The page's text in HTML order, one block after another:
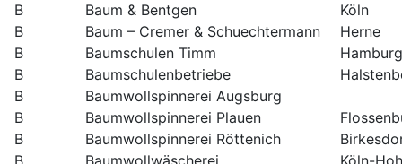
B
Baum & Bentgen
Köln
B
Baum – Cremer & Schuechtermann
Herne
B
Baumschulen Timm
B
Baumschulenbetriebe
B
Baumwollspinnerei Augsburg
B
Baumwollspinnerei Plauen
B
Baumwollspinnerei Röttenich